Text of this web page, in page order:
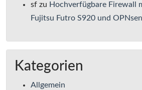
sf zu Hochverfügbare Firewall
Fujitsu Futro S920 und
Kategorien
Allgemein